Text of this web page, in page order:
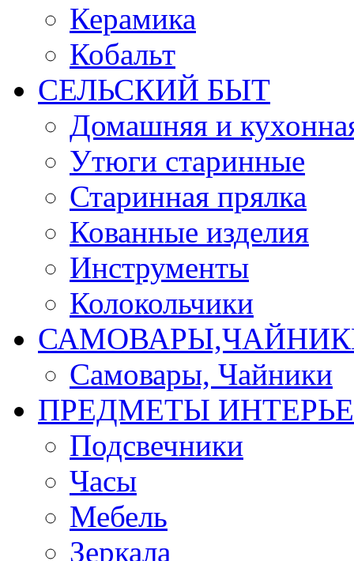
Керамика
Кобальт
СЕЛЬСКИЙ БЫТ
Домашняя и
Утюги старинные
Старинная прялка
Кованные изделия
Инструменты
Колокольчики
Самовары, Чайники
ПРЕДМЕТЫ
Подсвечники
Часы
Мебель
Зеркала